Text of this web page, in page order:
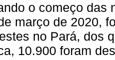
o começo das
março de 2020,
no Pará, dos
10.900 foram